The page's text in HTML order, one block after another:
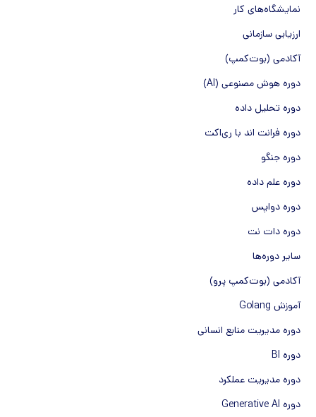
نمایشگاه‌های کار
ارزیابی سازمانی
آکادمی (بوت‌کمپ)
دوره هوش مصنوعی (AI)
دوره تحلیل داده
دوره فرانت اند با ری‌اکت
دوره جنگو
دوره علم داده
دوره دواپس
دوره دات نت
سایر دوره‌ها
آکادمی (بوت‌کمپ پرو)
آموزش Golang
دوره مدیریت منابع انسانی
دوره BI
دوره مدیریت عملکرد
دوره Generative AI